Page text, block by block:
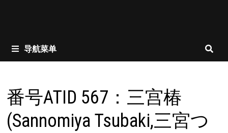
导航菜单
番号ATID 567：三宫椿
(Sannomiya Tsubaki,三宮つ